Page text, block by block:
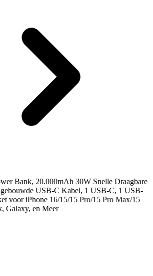
Bank, 20.000mAh 30W Snelle Draagbare
USB-C Kabel, 1 USB-C, 1 USB-
voor iPhone 16/15/15 Pro/15 Pro Max/15
Galaxy, en Meer